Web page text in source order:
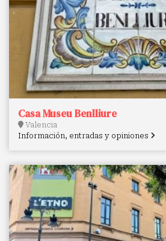
Casa Museu Benlliure
Valencia
Información, entradas y opiniones